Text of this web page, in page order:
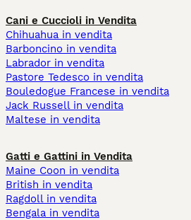
Cani e Cuccioli in Vendita
Chihuahua in vendita
Barboncino in vendita
Labrador in vendita
Pastore Tedesco in vendita
Bouledogue Francese in vendita
Jack Russell in vendita
Maltese in vendita
Gatti e Gattini in Vendita
Maine Coon in vendita
British in vendita
Ragdoll in vendita
Bengala in vendita